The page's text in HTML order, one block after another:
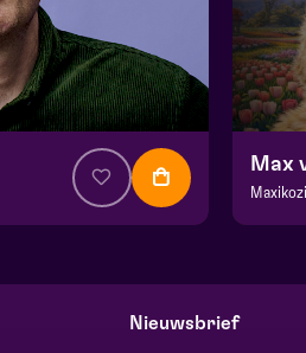
Max
Maxikozi
wo 21
Nieuwsbrief